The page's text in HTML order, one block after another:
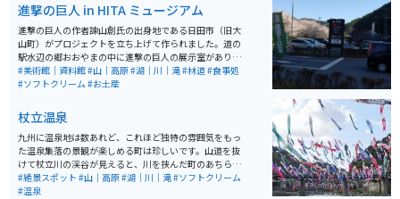
進撃の巨人 in HITA ミュージアム
進撃の巨人の作者諫山創氏の出身地である日田市（旧大
山町）がプロジェクトを立ち上げて作られました。道の
駅水辺の郷おおやまの中に進撃の巨人の展示室があり、
無料で閲覧できます。地元の物産品、食事処もあります
が、作者が働いていた「想夫恋」という焼きそば屋があ
#美術館｜資料館#山｜高原#湖｜川｜滝#林道#食事処
#ソフトクリーム#お土産
杖立温泉
九州に温泉地は数あれど、これほど独特の雰囲気をもっ
た温泉集落の景観が楽しめる町は珍しいです。山道を抜
けて杖立川の渓谷が見えると、川を挟んだ町のあちらこ
ちらからのぼり立つ湯けむり。美しい川のせせらぎが旅
情をかきたてます。はるか昔から泉質の良さが評判とな
#絶景スポット #山｜高原#湖｜川｜滝#ソフトクリーム
#温泉